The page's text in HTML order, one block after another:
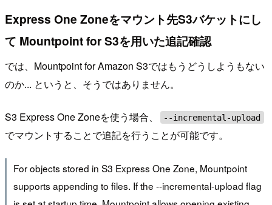
Express One Zoneをマウント先S3バケットにし
て Mountpoint for S3を用いた追記確認
では、Mountpoint for Amazon S3ではもうどうしようもない
のか... というと、そうではありません。
S3 Express One Zoneを使う場合、 --incremental-upload
でマウントすることで追記を行うことが可能です。
For objects stored in S3 Express One Zone, Mountpoint
supports appending to files. If the --incremental-upload flag